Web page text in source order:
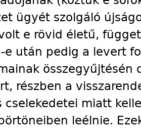
ügyét szolgáló
e rövid életű,
e után pedig a levert
összegyűjtésén
részben a
cselekedetei miatt
leélnie.